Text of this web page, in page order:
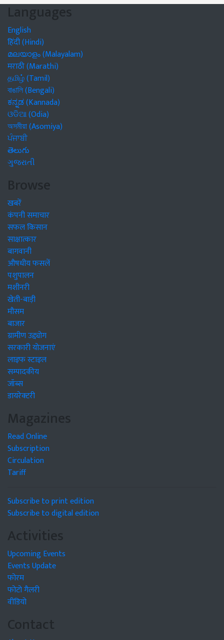
Languages
English
हिंदी (Hindi)
മലയാളം (Malayalam)
मराठी (Marathi)
தமிழ் (Tamil)
বাঙালি (Bengali)
ಕನ್ನಡ (Kannada)
ଓଡିଆ (Odia)
অসমীয়া (Asomiya)
ਪੰਜਾਬੀ
తెలుగు
ગુજરાતી
Browse
खबरें
कंपनी समाचार
सफल किसान
साक्षात्कार
बागवानी
औषधीय फसलें
पशुपालन
मशीनरी
खेती-बाड़ी
मौसम
बाजार
ग्रामीण उद्द्योग
सरकारी योजनाएं
लाइफ स्टाइल
सम्पादकीय
जॉब्स
डायरेक्टरी
Magazines
Read Online
Subscription
Circulation
Tariff
Subscribe to print edition
Subscribe to digital edition
Activities
Upcoming Events
Events Update
फोरम
फोटो गैलरी
वीडियो
Contact